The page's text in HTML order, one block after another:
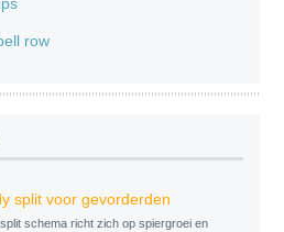
row
split voor gevorderden
schema richt zich op spiergroei en